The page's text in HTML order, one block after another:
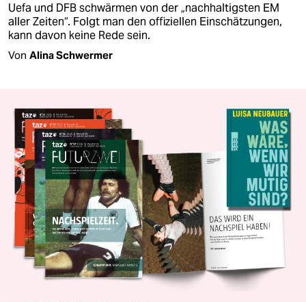
Uefa und DFB schwärmen von der „nachhaltigsten EM
aller Zeiten“. Folgt man den offiziellen Einschätzungen,
kann davon keine Rede sein.
Von Alina Schwermer